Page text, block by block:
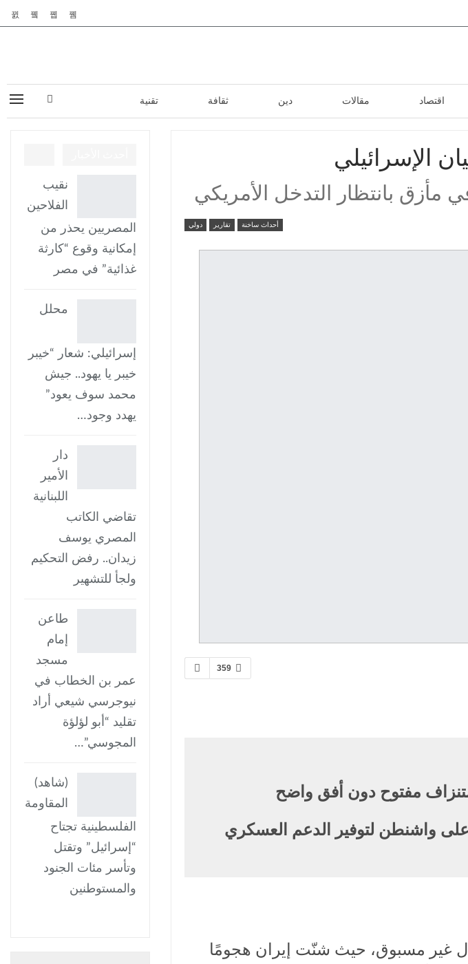
اقتصاد مقالات دين ثقافة تقنية
الإسرائيلي
بانتظار التدخل الأمريكي
أحداث ساخنة تقارير دولي
359
مفتوح دون أفق واضح
واشنطن لتوفير الدعم العسكري
غير مسبوق، حيث شنّت إيران هجومًا
نقيب
الفلاحين
المصريين يحذر من
إمكانية وقوع “كارثة
غذائية” في مصر
محلل
إسرائيلي: شعار “خيبر
خيبر يا يهود.. جيش
محمد سوف يعود”
يهدد وجود…
دار
الأمير
اللبنانية
تقاضي الكاتب
المصري يوسف
زيدان.. رفض التحكيم
ولجأ للتشهير
طاعن
إمام
مسجد
عمر بن الخطاب في
نيوجرسي شيعي أراد
تقليد “أبو لؤلؤة
المجوسي”…
(شاهد)
المقاومة
الفلسطينية تجتاح
“إسرائيل” وتقتل
وتأسر مئات الجنود
والمستوطنين